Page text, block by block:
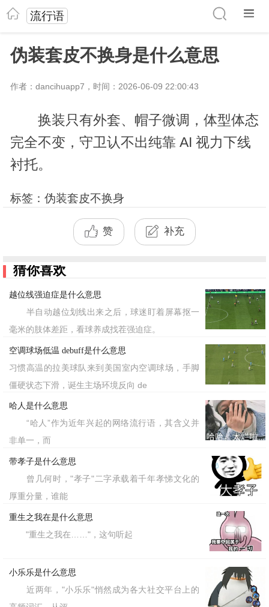
流行语
伪装套皮不换身是什么意思
作者：dancihuapp7，时间：2026-06-09 22:00:43
换装只有外套、帽子微调，体型体态
完全不变，守卫认不出纯靠 AI 视力下线
衬托。
标签：伪装套皮不换身
赞 补充
猜你喜欢
越位线强迫症是什么意思
半自动越位划线出来之后，球迷盯着屏幕抠一
毫米的肢体差距，看球养成找茬强迫症。
空调球场低温 debuff是什么意思
习惯高温的拉美球队来到美国室内空调球场，手脚
僵硬状态下滑，诞生主场环境反向 de
哈人是什么意思
“哈人”作为近年兴起的网络流行语，其含义并
非单一，而
带孝子是什么意思
曾几何时，"孝子"二字承载着千年孝悌文化的
厚重分量，谁能
重生之我在是什么意思
"重生之我在……"，这句听起
小乐乐是什么意思
近两年，"小乐乐"悄然成为各大社交平台上的